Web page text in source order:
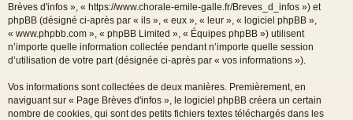
Brèves d'infos », « https://www.chorale-emile-galle.fr/Breves_d_infos ») et
phpBB (désigné ci-après par « ils », « eux », « leur », « logiciel phpBB »,
« www.phpbb.com », « phpBB Limited », « Équipes phpBB ») utilisent
n’importe quelle information collectée pendant n’importe quelle session
d’utilisation de votre part (désignée ci-après par « vos informations »).
Vos informations sont collectées de deux manières. Premièrement, en
naviguant sur « Page Brèves d'infos », le logiciel phpBB créera un certain
nombre de cookies, qui sont des petits fichiers textes téléchargés dans les